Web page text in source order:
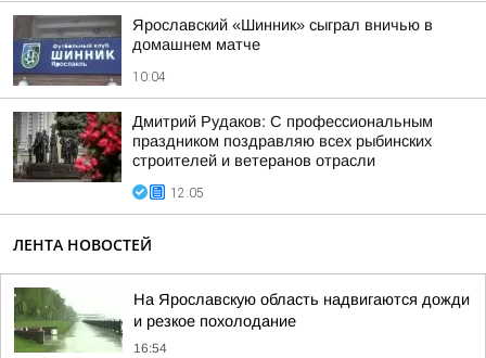
Ярославский «Шинник» сыграл вничью в
домашнем матче
10:04
Дмитрий Рудаков: С профессиональным
праздником поздравляю всех рыбинских
строителей и ветеранов отрасли
12:05
ЛЕНТА НОВОСТЕЙ
На Ярославскую область надвигаются дожди
и резкое похолодание
16:54